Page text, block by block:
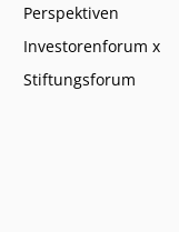
Perspektiven
Investorenforum x
Stiftungsforum